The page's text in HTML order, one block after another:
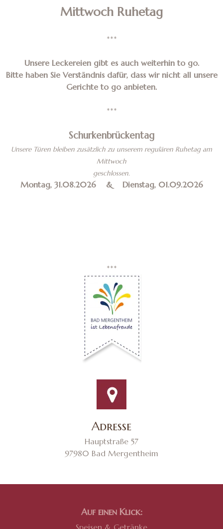
Mittwoch Ruhetag
***
Unsere Leckereien gibt es auch weiterhin to go.
Bitte haben Sie Verständnis dafür, dass wir nicht all unsere
Gerichte to go anbieten.
***
Schurkenbrückentag
Unsere Türen bleiben zusätzlich zu unserem regulären Ruhetag am
Mittwoch
geschlossen.
Montag, 31.08.2026 & Dienstag, 01.09.2026
***
Adresse
Hauptstraße 57
97980 Bad Mergentheim
Auf einen Klick:
Speisen & Getränke